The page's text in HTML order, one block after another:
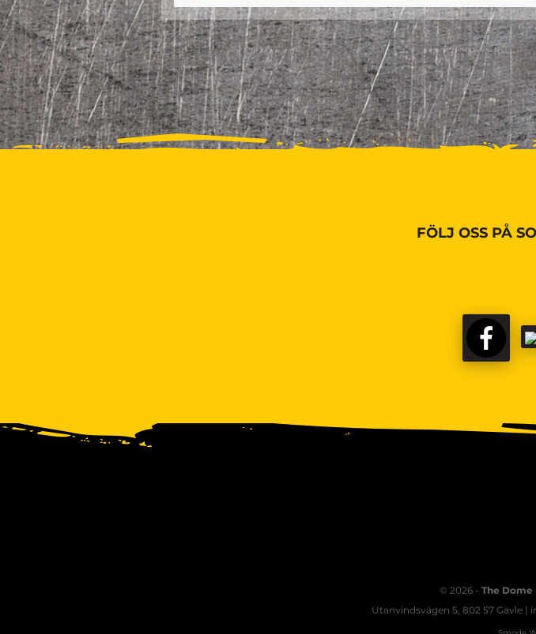
FÖLJ OSS PÅ
© 2026 - The Dome
Utanvindsvägen 5, 802 57 Gävle |